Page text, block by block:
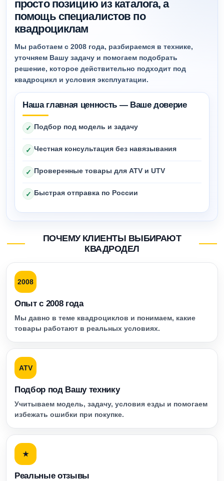
просто позицию из каталога, а
помощь специалистов по
квадроциклам
Мы работаем с 2008 года, разбираемся в технике,
уточняем Вашу задачу и помогаем подобрать
решение, которое действительно подходит под
квадроцикл и условия эксплуатации.
Наша главная ценность — Ваше доверие
✓ Подбор под модель и задачу
✓ Честная консультация без навязывания
✓ Проверенные товары для ATV и UTV
✓ Быстрая отправка по России
ПОЧЕМУ КЛИЕНТЫ ВЫБИРАЮТ
КВАДРОДЕЛ
2008
Опыт с 2008 года
Мы давно в теме квадроциклов и понимаем, какие
товары работают в реальных условиях.
ATV
Подбор под Вашу технику
Учитываем модель, задачу, условия езды и помогаем
избежать ошибки при покупке.
★
Реальные отзывы